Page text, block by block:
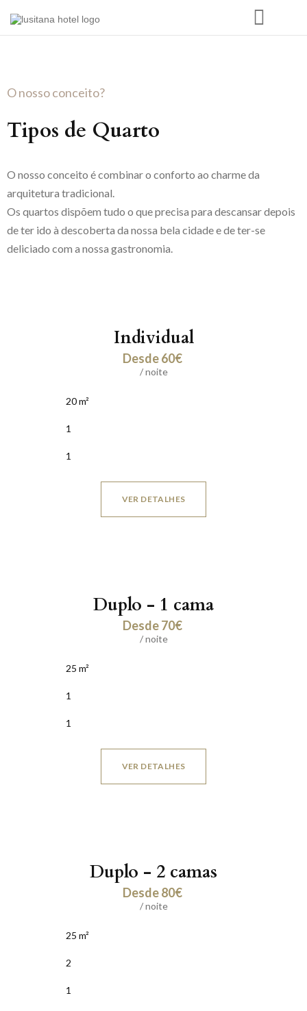
O nosso conceito?
Tipos de Quarto
O nosso conceito é combinar o conforto ao charme da
arquitetura tradicional.
Os quartos dispõem tudo o que precisa para descansar depois
de ter ido à descoberta da nossa bela cidade e de ter-se
deliciado com a nossa gastronomia.
Individual
Desde 60€
/ noite
20 m²
1
1
VER DETALHES
Duplo - 1 cama
Desde 70€
/ noite
25 m²
1
1
VER DETALHES
Duplo - 2 camas
Desde 80€
/ noite
25 m²
2
1